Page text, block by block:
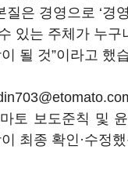
질은 경영으로 ‘경
있는 주체가 누구
될 것”이라고 했
토 보도준칙 및
최종 확인·수정